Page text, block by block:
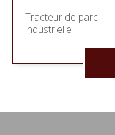
Tracteur de parc
industrielle